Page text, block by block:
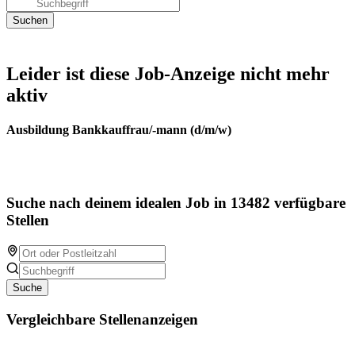
Leider ist diese Job-Anzeige nicht mehr
aktiv
Ausbildung Bankkauffrau/-mann (d/m/w)
Suche nach deinem idealen Job in 13482 verfügbare
Stellen
Suche
Vergleichbare Stellenanzeigen